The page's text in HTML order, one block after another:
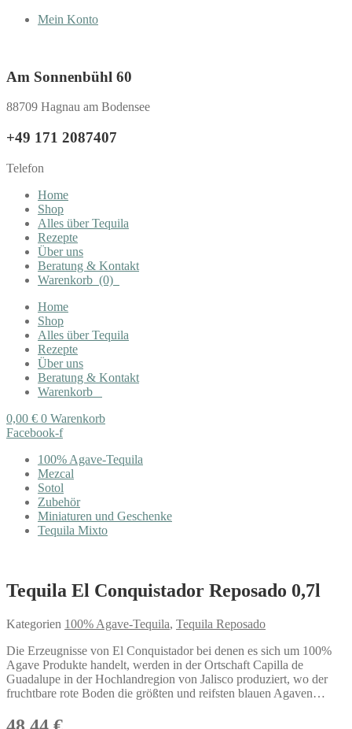
Mein Konto
Am Sonnenbühl 60
88709 Hagnau am Bodensee
+49 171 2087407
Telefon
Home
Shop
Alles über Tequila
Rezepte
Über uns
Beratung & Kontakt
Warenkorb (0)
Home
Shop
Alles über Tequila
Rezepte
Über uns
Beratung & Kontakt
Warenkorb
0,00 € 0 Warenkorb
Facebook-f
100% Agave-Tequila
Mezcal
Sotol
Zubehör
Miniaturen und Geschenke
Tequila Mixto
Tequila El Conquistador Reposado 0,7l
Kategorien 100% Agave-Tequila, Tequila Reposado
Die Erzeugnisse von El Conquistador bei denen es sich um 100%
Agave Produkte handelt, werden in der Ortschaft Capilla de
Guadalupe in der Hochlandregion von Jalisco produziert, wo der
fruchtbare rote Boden die größten und reifsten blauen Agaven…